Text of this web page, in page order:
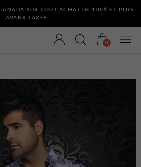
SUR TOUT ACHAT DE 100$ ET PLUS
AVANT TAXES
0